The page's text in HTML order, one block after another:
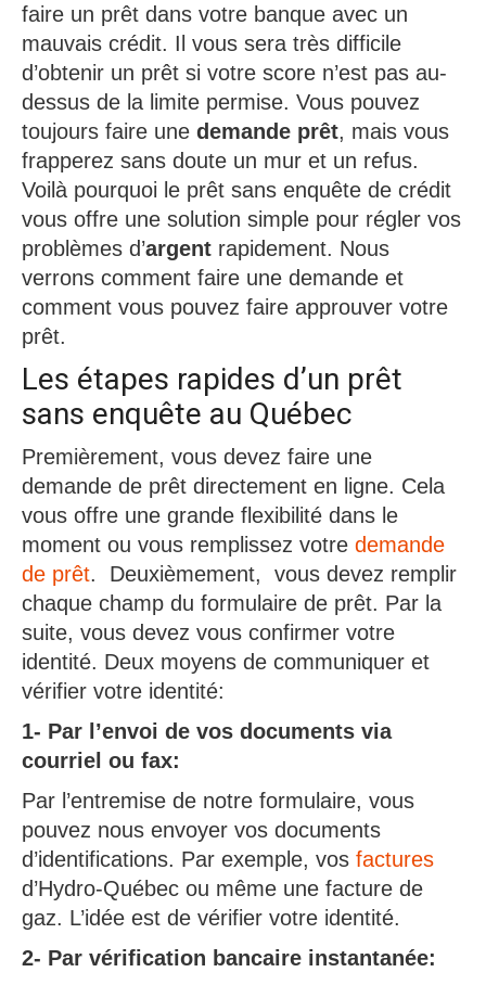
faire un prêt dans votre banque avec un
mauvais crédit. Il vous sera très difficile
d’obtenir un prêt si votre score n’est pas au-
dessus de la limite permise. Vous pouvez
toujours faire une demande prêt, mais vous
frapperez sans doute un mur et un refus.
Voilà pourquoi le prêt sans enquête de crédit
vous offre une solution simple pour régler vos
problèmes d’argent rapidement. Nous
verrons comment faire une demande et
comment vous pouvez faire approuver votre
prêt.
Les étapes rapides d’un prêt
sans enquête au Québec
Premièrement, vous devez faire une
demande de prêt directement en ligne. Cela
vous offre une grande flexibilité dans le
moment ou vous remplissez votre demande
de prêt. Deuxièmement, vous devez remplir
chaque champ du formulaire de prêt. Par la
suite, vous devez vous confirmer votre
identité. Deux moyens de communiquer et
vérifier votre identité:
1- Par l’envoi de vos documents via
courriel ou fax:
Par l’entremise de notre formulaire, vous
pouvez nous envoyer vos documents
d’identifications. Par exemple, vos factures
d’Hydro-Québec ou même une facture de
gaz. L’idée est de vérifier votre identité.
2- Par vérification bancaire instantanée: